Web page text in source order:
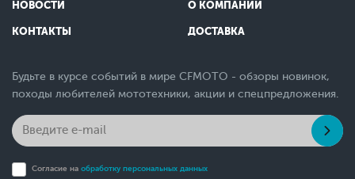
НОВОСТИ О КОМПАНИИ
КОНТАКТЫ ДОСТАВКА
Будьте в курсе событий в мире CFMOTO - обзоры новинок,
походы любителей мототехники, акции и спецпредложения.
Согласие на обработку персональных данных